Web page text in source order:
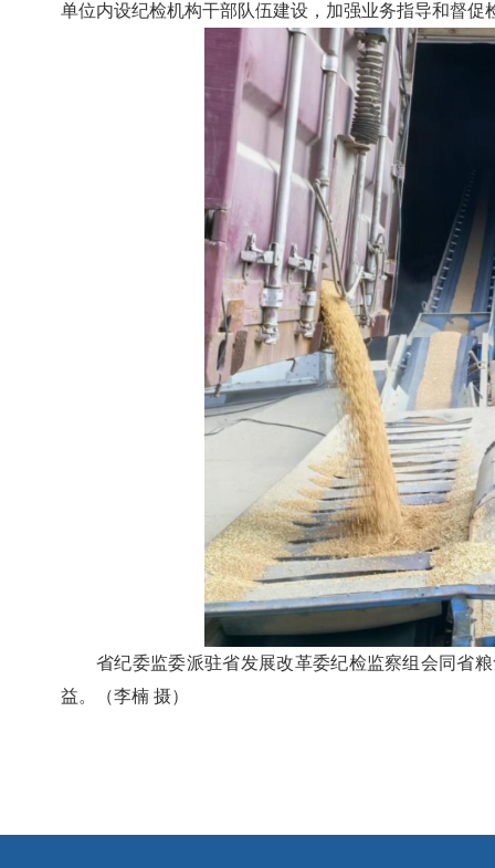
单位内设纪检机构干部队伍建设，加强业务指导和督促
省纪委监委派驻省发展改革委纪检监察组会同省
益。（李楠 摄）